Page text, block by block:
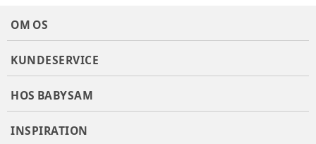
OM OS
KUNDESERVICE
HOS BABYSAM
INSPIRATION